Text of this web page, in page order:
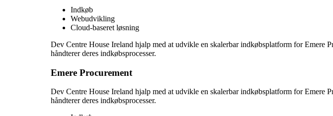
Indkøb
Webudvikling
Cloud-baseret løsning
Dev Centre House Ireland hjalp med at udvikle en skalerbar indkøbsplatform for Emere
håndterer deres indkøbsprocesser.
Emere Procurement
Dev Centre House Ireland hjalp med at udvikle en skalerbar indkøbsplatform for Emere
håndterer deres indkøbsprocesser.